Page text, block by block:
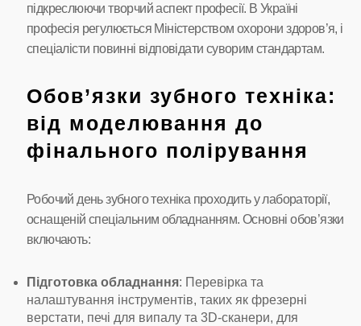
підкреслюючи творчий аспект професії. В Україні
професія регулюється Міністерством охорони здоров’я, і
спеціалісти повинні відповідати суворим стандартам.
Обов’язки зубного техніка:
від моделювання до
фінального полірування
Робочий день зубного техніка проходить у лабораторії,
оснащеній спеціальним обладнанням. Основні обов’язки
включають:
Підготовка обладнання: Перевірка та
налаштування інструментів, таких як фрезерні
верстати, печі для випалу та 3D-сканери, для